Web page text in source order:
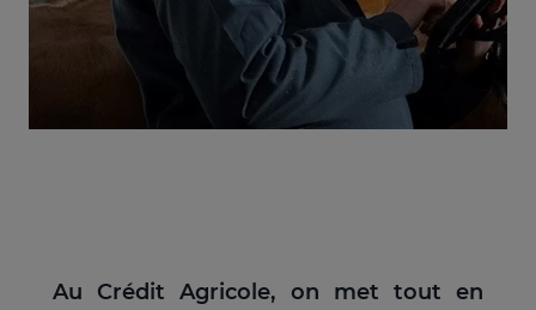
Au Crédit Agricole, on met tout en